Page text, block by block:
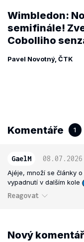
Wimbledon:
semifinále!
Cobolliho
Pavel Novotný, ČTK
Komentáře 1
GaelM 08.07.2026
Ajéje, množí se články
vypadnutí v dalším kole
Reagovat
Nový komentář